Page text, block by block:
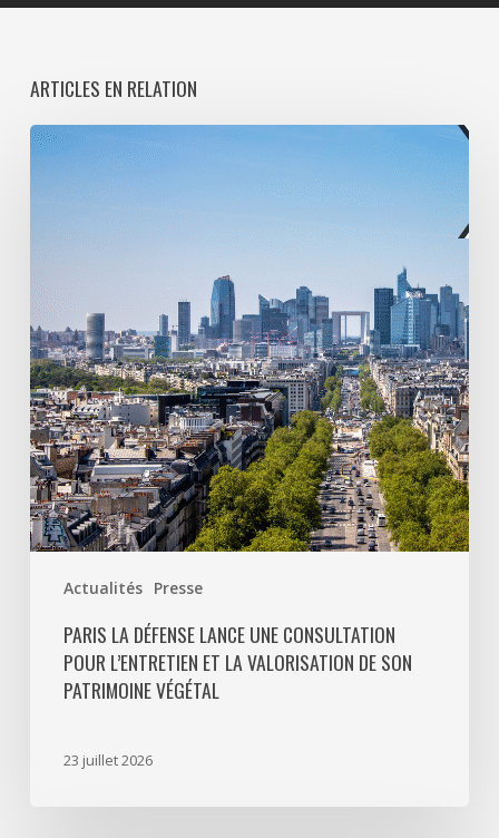
ARTICLES EN RELATION
Actualités Presse
Paris
La
Défense
consultation
pour
l’entretien
et
la
valorisation
de
son
patrimoine
végétal
PARIS LA DÉFENSE LANCE UNE CONSULTATION
POUR L’ENTRETIEN ET LA VALORISATION DE SON
PATRIMOINE VÉGÉTAL
23 juillet 2026